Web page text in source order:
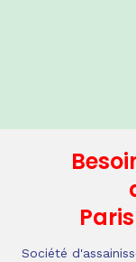
Société